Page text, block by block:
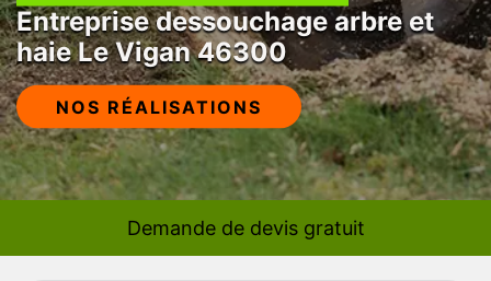
Entreprise dessouchage arbre et
haie Le Vigan 46300
NOS RÉALISATIONS
Demande de devis gratuit